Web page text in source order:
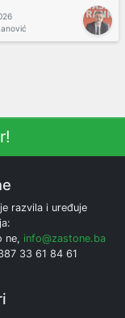
razvila i uređuje
ne, info@zastone.ba
33 61 84 61